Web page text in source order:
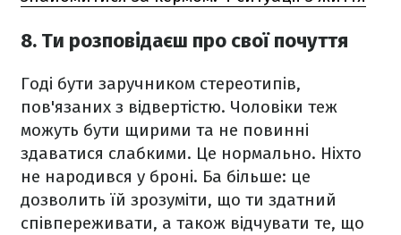
8. Ти розповідаєш про свої почуття
Годі бути заручником стереотипів,
пов'язаних з відвертістю. Чоловіки теж
можуть бути щирими та не повинні
здаватися слабкими. Це нормально. Ніхто
не народився у броні. Ба більше: це
дозволить їй зрозуміти, що ти здатний
співпереживати, а також відчувати те, що